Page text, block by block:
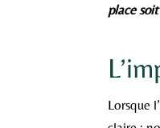
place
Lorsque